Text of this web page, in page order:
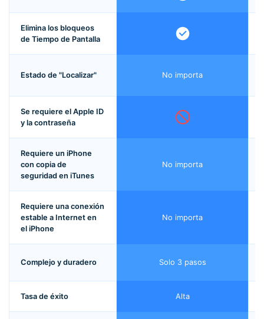
Elimina los bloqueos
de Tiempo de Pantalla
Estado de "Localizar" No importa
Se requiere el Apple ID
y la contraseña
Requiere un iPhone
con copia de
seguridad en iTunes
No importa
Requiere una conexión
estable a Internet en
el iPhone
No importa
Complejo y duradero Solo 3 pasos
Tasa de éxito Alta